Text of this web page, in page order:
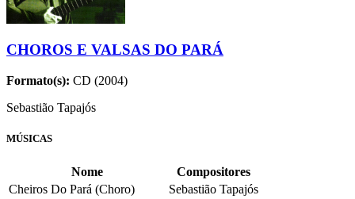
CHOROS E VALSAS DO PARÁ
Formato(s): CD (2004)
Sebastião Tapajós
MÚSICAS
Nome
Compositores
Cheiros Do Pará (Choro)
Sebastião Tapajós